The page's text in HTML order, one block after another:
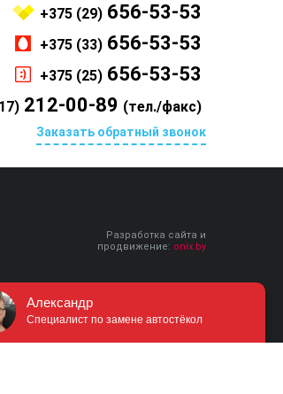
+375 (29)656-53-53
+375 (33)656-53-53
+375 (25)656-53-53
212-00-89 (тел./факс)
Заказать обратный звонок
Разработка сайта и
продвижение: onix.by
Александр
Специалист по замене автостёкол